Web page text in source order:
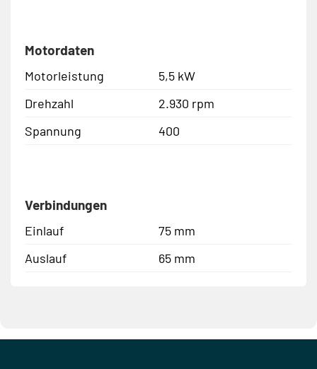
Motordaten
Motorleistung
5,5 kW
Drehzahl
2.930 rpm
Spannung
400
Verbindungen
Einlauf
75 mm
Auslauf
65 mm